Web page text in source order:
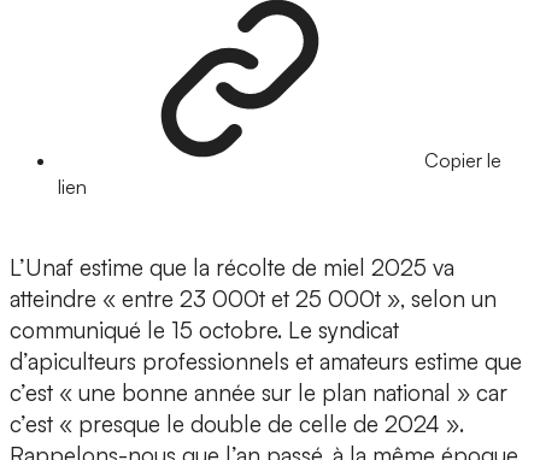
Copier le
lien
L’Unaf estime que la récolte de miel 2025 va
atteindre « entre 23 000t et 25 000t », selon un
communiqué le 15 octobre. Le syndicat
d’apiculteurs professionnels et amateurs estime que
c’est « une bonne année sur le plan national » car
c’est « presque le double de celle de 2024 ».